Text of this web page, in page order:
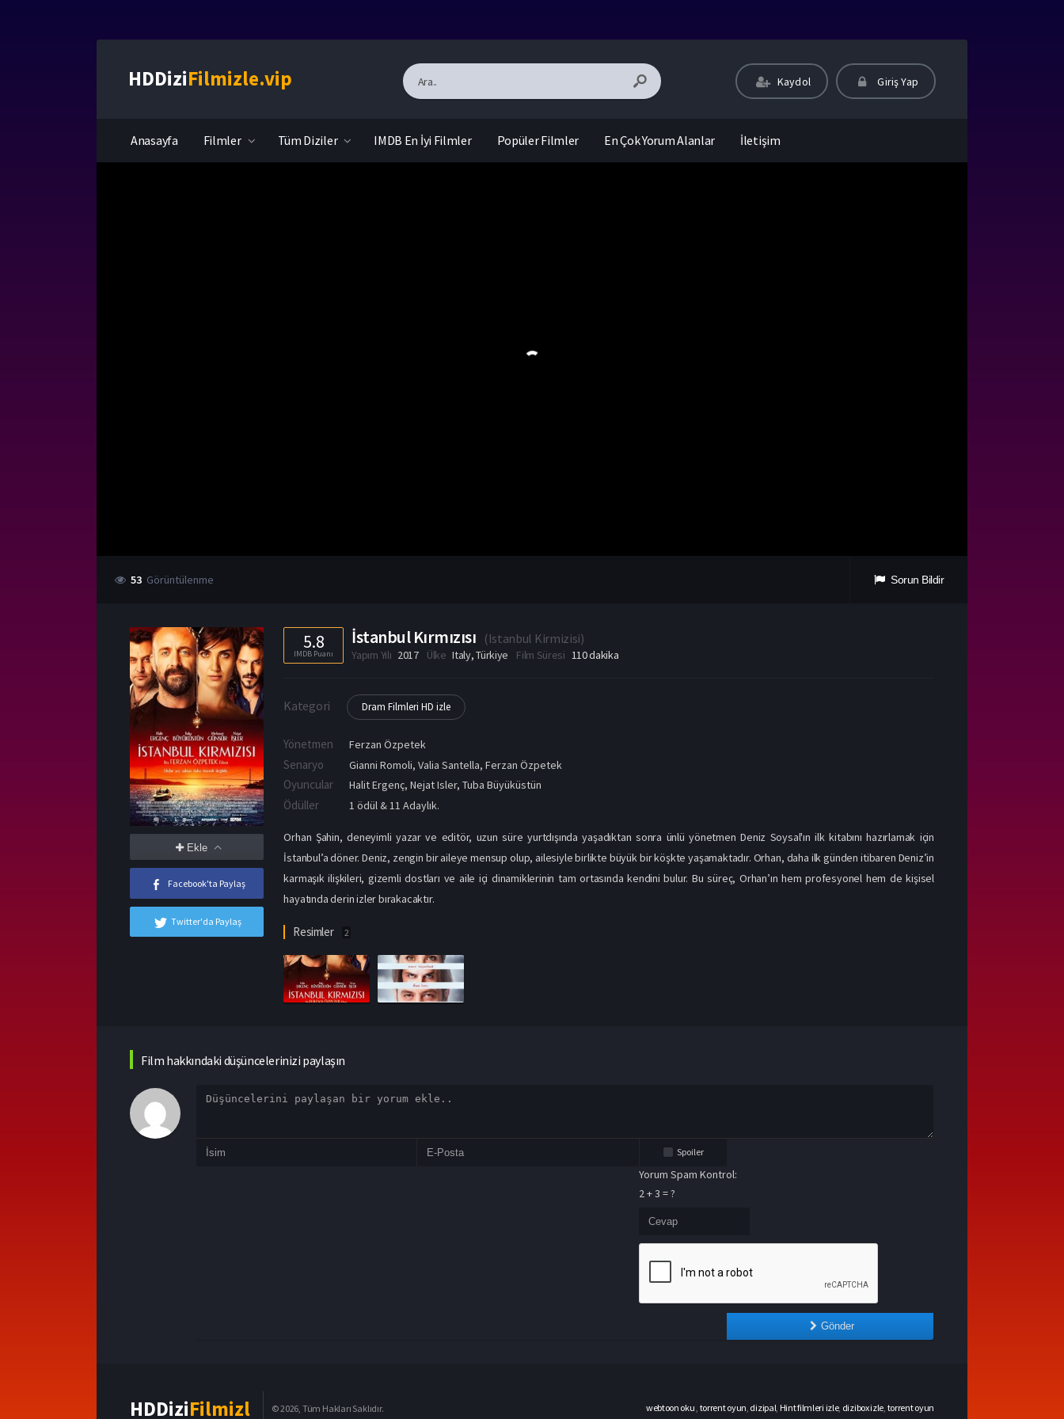
HDDiziFilmizle.vip Kaydol Giriş Yap
Anasayfa Filmler Tüm Diziler IMDB En İyi Filmler Popüler Filmler En Çok Yorum Alanlar İletişim
53 Görüntülenme Sorun Bildir
Ekle
Facebook'ta Paylaş
Twitter'da Paylaş
5.8
IMDB Puanı
İstanbul Kırmızısı (Istanbul Kirmizisi)
Yapım Yılı 2017 Ülke Italy,Türkiye Film Süresi 110 dakika
Kategori Dram Filmleri HD izle
Yönetmen Ferzan Özpetek
Senaryo Gianni Romoli, Valia Santella, Ferzan Özpetek
Oyuncular Halit Ergenç,Nejat Isler,Tuba Büyüküstün
Ödüller 1 ödül & 11 Adaylık.
Orhan Şahin, deneyimli yazar ve editör, uzun süre yurtdışında yaşadıktan sonra ünlü yönetmen Deniz Soysal'ın ilk kitabını hazırlamak için
İstanbul’a döner. Deniz, zengin bir aileye mensup olup, ailesiyle birlikte büyük bir köşkte yaşamaktadır. Orhan, daha ilk günden itibaren Deniz’in
karmaşık ilişkileri, gizemli dostları ve aile içi dinamiklerinin tam ortasında kendini bulur. Bu süreç, Orhan’ın hem profesyonel hem de kişisel
hayatında derin izler bırakacaktır.
Resimler 2
Film hakkındaki düşüncelerinizi paylaşın
Spoiler
Yorum Spam Kontrol:
2 + 3 = ?
Gönder
HDDiziFilmizl © 2026, Tüm Hakları Saklıdır. webtoon oku torrent oyun dizipal Hint filmleri izle, dizibox izle torrent oyun